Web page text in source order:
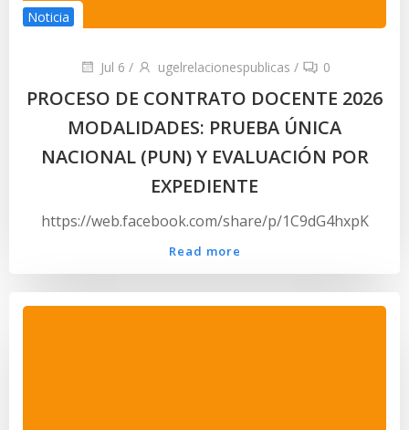
Noticia
Jul 6 / ugelrelacionespublicas / 0
PROCESO DE CONTRATO DOCENTE 2026
MODALIDADES: PRUEBA ÚNICA
NACIONAL (PUN) Y EVALUACIÓN POR
EXPEDIENTE
https://web.facebook.com/share/p/1C9dG4hxpK
Read more